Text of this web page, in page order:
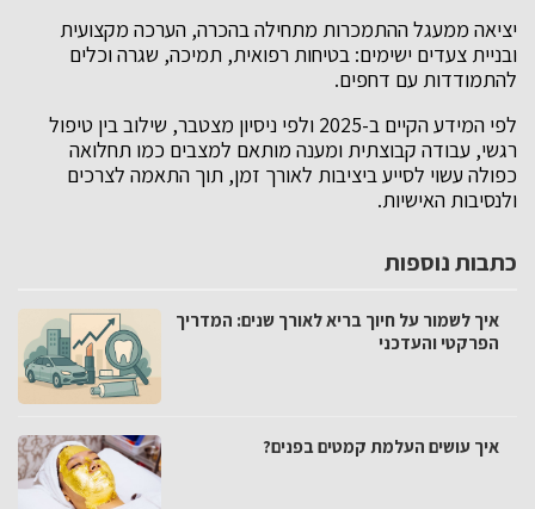
יציאה ממעגל ההתמכרות מתחילה בהכרה, הערכה מקצועית
ובניית צעדים ישימים: בטיחות רפואית, תמיכה, שגרה וכלים
להתמודדות עם דחפים.
לפי המידע הקיים ב-2025 ולפי ניסיון מצטבר, שילוב בין טיפול
רגשי, עבודה קבוצתית ומענה מותאם למצבים כמו תחלואה
כפולה עשוי לסייע ביציבות לאורך זמן, תוך התאמה לצרכים
ולנסיבות האישיות.
כתבות נוספות
איך לשמור על חיוך בריא לאורך שנים: המדריך
הפרקטי והעדכני
איך עושים העלמת קמטים בפנים?